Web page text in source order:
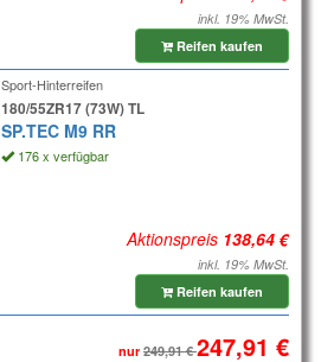
inkl. 19% MwSt.
Reifen kaufen
Sport-Hinterreifen
180/55ZR17 (73W) TL
SP.TEC M9 RR
176 x verfügbar
Aktionspreis
inkl. 19% MwSt.
Reifen kaufen
nur